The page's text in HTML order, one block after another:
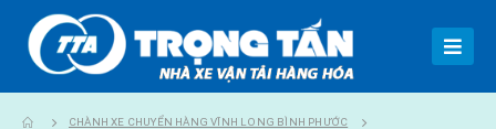
CHÀNH XE CHUYỂN HÀNG VĨNH LONG BÌNH PHƯỚC